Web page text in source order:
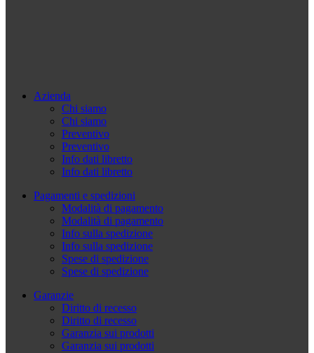
Azienda
Chi siamo
Chi siamo
Preventivo
Preventivo
Info dati libretto
Info dati libretto
Pagamenti e spedizioni
Modalità di pagamento
Modalità di pagamento
Info sulla spedizione
Info sulla spedizione
Spese di spedizione
Spese di spedizione
Garanzie
Diritto di recesso
Diritto di recesso
Garanzia sui prodotti
Garanzia sui prodotti